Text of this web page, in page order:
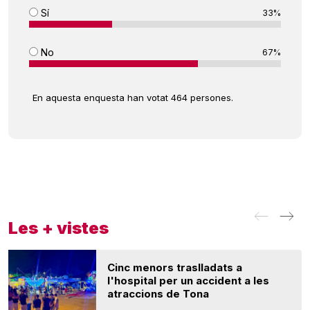
Sí 33%
No 67%
En aquesta enquesta han votat 464 persones.
Les + vistes
Cinc menors traslladats a
l'hospital per un accident a les
atraccions de Tona